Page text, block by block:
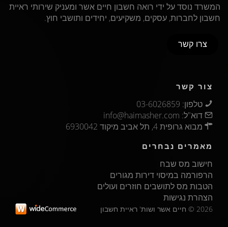
המשרד נוסד על ידי רואה חשבון חיים אשר ומעניק שירותי ראיית
חשבון לחברות, עסקים, משקיעים, יחידים ותושבי חוץ.
צרו קשר
צור קשר
טלפון: ‏03-6026859‏‏
דוא"ל: info@haimasher.com
מבוא גרופית 4, תל אביב מיקוד 6930042
מאמרים נבחרים
חישוב מס שבח‏
הרפורמה במיסוי דירות מגורים‏
הטבות מס לתושבים חוזרים ועולים‏
הצהרת נגישות‏
2026 © חיים אשר ושות' ראיית חשבון